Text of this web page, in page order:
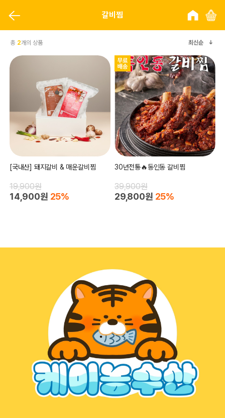
갈비찜
총 2개의 상품 최신순
[국내산] 돼지갈비 & 매운갈비찜
19,900원
14,900원 25%
30년전통🔥동인동 갈비찜
39,900원
29,800원 25%